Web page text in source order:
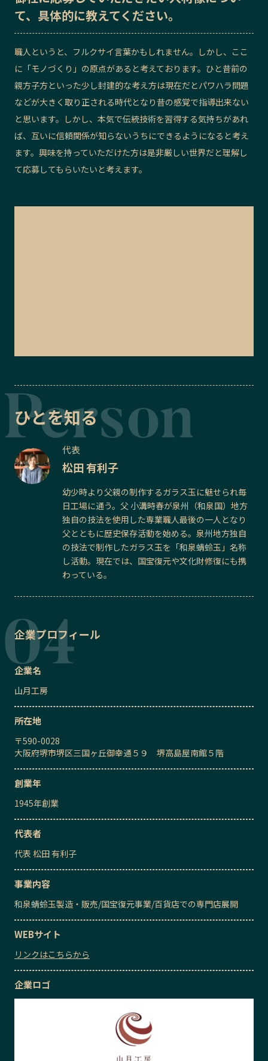
て、具体的に教えてください。
職人というと、フルクサイ言葉かもしれません。しかし、ここ
に「モノづくり」の原点があると考えております。ひと昔前の
親方子方といった少し封建的な考え方は現在だとパワハラ問題
などが大きく取り正される時代となり昔の感覚で指導出来ない
と思います。しかし、本気で伝統技術を習得する気持ちがあれ
ば、互いに信頼関係が知らないうちにできるようになると考え
ます。興味を持っていただけた方は是非厳しい世界だと理解し
て応募してもらいたいと考えます。
ひとを知る
代表
松田 有利子
幼少時より父親の制作するガラス玉に魅せられ毎
日工場に通う。父 小溝時春が泉州（和泉国）地方
独自の技法を使用した専業職人最後の一人となり
父とともに歴史保存活動を始める。泉州地方独自
の技法で制作したガラス玉を「和泉蜻蛉玉」名称
し活動。現在では、国宝復元や文化財修復にも携
わっている。
企業プロフィール
企業名
山月工房
所在地
〒590-0028
大阪府堺市堺区三国ヶ丘御幸通５９ 堺高島屋南館５階
創業年
1945年創業
代表者
代表 松田 有利子
事業内容
和泉蜻蛉玉製造・販売/国宝復元事業/百貨店での専門店展開
WEBサイト
リンクはこちらから
企業ロゴ